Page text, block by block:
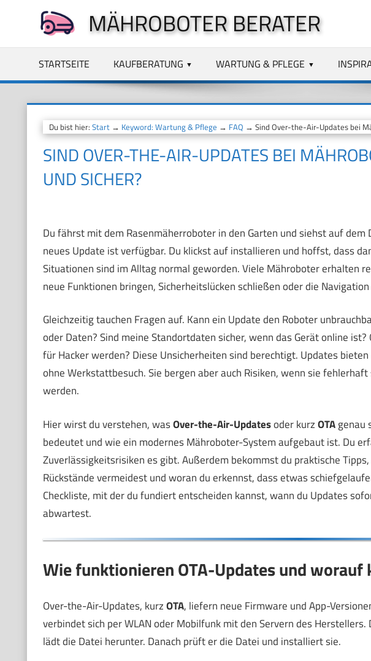
springen
MÄHROBOTER BERATER
STARTSEITE KAUFBERATUNG WARTUNG & PFLEGE
Du bist hier: Start→ Keyword: Wartung & Pflege → FAQ → Sind Over-the-Air-Updates bei
SIND OVER-THE-AIR-UPDATES BEI
UND SICHER?
Du fährst mit dem Rasenmäherroboter in den Garten und siehst auf dem
neues Update ist verfügbar. Du klickst auf installieren und hoffst, dass
Situationen sind im Alltag normal geworden. Viele Mähroboter erhalten
neue Funktionen bringen, Sicherheitslücken schließen oder die
Gleichzeitig tauchen Fragen auf. Kann ein Update den Roboter
oder Daten? Sind meine Standortdaten sicher, wenn das Gerät online
für Hacker werden? Diese Unsicherheiten sind berechtigt. Updates
ohne Werkstattbesuch. Sie bergen aber auch Risiken, wenn sie
werden.
Hier wirst du verstehen, wasOver-the-Air-Updatesoder kurzOTAgenau
bedeutet und wie ein modernes Mähroboter-System aufgebaut ist. Du
Zuverlässigkeitsrisiken es gibt. Außerdem bekommst du praktische
Rückstände vermeidest und woran du erkennst, dass etwas
Checkliste, mit der du fundiert entscheiden kannst, wann du Updates
abwartest.
Wie funktionieren OTA-Updates und worauf
Over-the-Air-Updates, kurzOTA, liefern neue Firmware und App-
verbindet sich per WLAN oder Mobilfunk mit den Servern des
lädt die Datei herunter. Danach prüft er die Datei und installiert sie.